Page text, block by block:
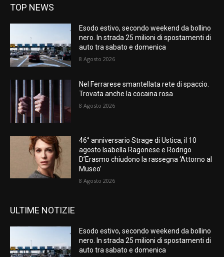
TOP NEWS
Esodo estivo, secondo weekend da bollino
nero. In strada 25 milioni di spostamenti di
auto tra sabato e domenica
8 Agosto 2026
Nel Ferrarese smantellata rete di spaccio.
Trovata anche la cocaina rosa
8 Agosto 2026
46° anniversario Strage di Ustica, il 10
agosto Isabella Ragonese e Rodrigo
D’Erasmo chiudono la rassegna ‘Attorno al
Museo’
8 Agosto 2026
ULTIME NOTIZIE
Esodo estivo, secondo weekend da bollino
nero. In strada 25 milioni di spostamenti di
auto tra sabato e domenica